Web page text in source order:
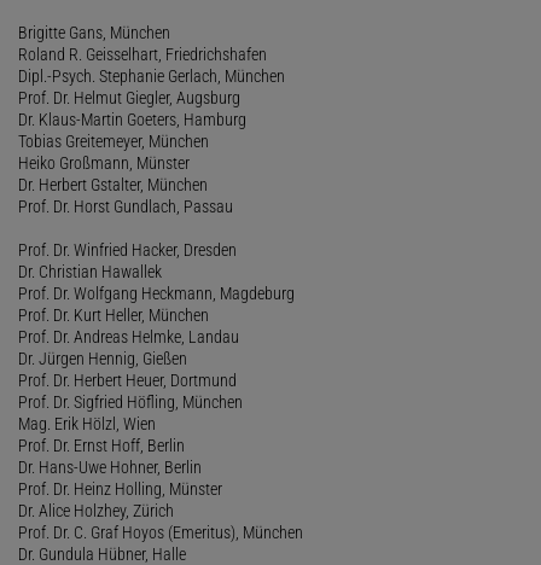
Brigitte Gans, München
Roland R. Geisselhart, Friedrichshafen
Dipl.-Psych. Stephanie Gerlach, München
Prof. Dr. Helmut Giegler, Augsburg
Dr. Klaus-Martin Goeters, Hamburg
Tobias Greitemeyer, München
Heiko Großmann, Münster
Dr. Herbert Gstalter, München
Prof. Dr. Horst Gundlach, Passau
Prof. Dr. Winfried Hacker, Dresden
Dr. Christian Hawallek
Prof. Dr. Wolfgang Heckmann, Magdeburg
Prof. Dr. Kurt Heller, München
Prof. Dr. Andreas Helmke, Landau
Dr. Jürgen Hennig, Gießen
Prof. Dr. Herbert Heuer, Dortmund
Prof. Dr. Sigfried Höfling, München
Mag. Erik Hölzl, Wien
Prof. Dr. Ernst Hoff, Berlin
Dr. Hans-Uwe Hohner, Berlin
Prof. Dr. Heinz Holling, Münster
Dr. Alice Holzhey, Zürich
Prof. Dr. C. Graf Hoyos (Emeritus), München
Dr. Gundula Hübner, Halle